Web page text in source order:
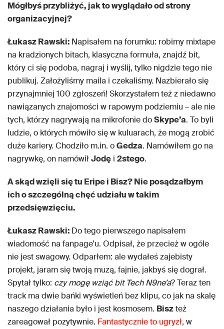
Mógłbyś przybliżyć, jak to wyglądało od strony
organizacyjnej?
Łukasz Rawski: Napisałem na forumku: robimy mixtape
na kradzionych bitach, klasyczna formuła, znajdź bit,
który ci się podoba, nagraj i wyślij, tylko nigdzie tego nie
publikuj. Założyliśmy maila i czekaliśmy. Nazbierało się
przynajmniej 100 zgłoszeń! Skorzystałem też z niedawno
nawiązanych znajomości w rapowym podziemiu – ale nie
tych, którzy nagrywają na mikrofonie doSkype’a. To byli
ludzie, o których mówiło się w kuluarach, że mogą zrobić
duże kariery. Chodziło m.in. oGedza. Namówiłem go na
nagrywkę, on namówiłJodę i 2stego.
A skąd wzięli się tu Eripe i Bisz? Nie posądzałbym
ich o szczególną chęć udziału w takim
przedsięwzięciu.
Łukasz Rawski: Do tego pierwszego napisałem
wiadomość na fanpage’u. Odpisał, że przecież w ogóle
nie jest swagowy. Odparłem: ale wydałeś zajebisty
projekt, jaram się twoją muzą, fajnie, jakbyś się dograł.
Spytał tylko: czy mogę wziąć bit Tech N9ne’a? Teraz ten
track ma dwie bańki wyświetleń bez klipu, co jak na skalę
naszego działania było i jest kosmosem. Biszteż
zareagował pozytywnie. Fantastycznie to ugryzł, w